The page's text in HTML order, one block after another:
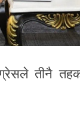
तीनै